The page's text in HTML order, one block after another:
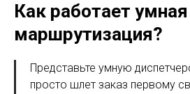
Как работает умная
маршрутизация?
Представьте умную
просто шлет заказ первому